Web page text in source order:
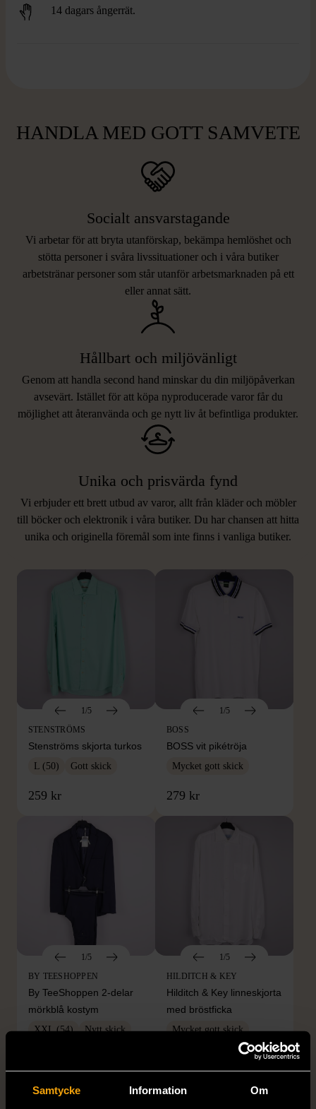
Samtycke Information Om
14 dagars ångerrät.
HANDLA MED GOTT SAMVETE
Socialt ansvarstagande
Vi arbetar för att bryta utanförskap, bekämpa hemlöshet och
stötta personer i svåra livssituationer och i våra butiker
arbetstränar personer som står utanför arbetsmarknaden på ett
eller annat sätt.
Hållbart och miljövänligt
Genom att handla second hand minskar du din miljöpåverkan
avsevärt. Istället för att köpa nyproducerade varor får du
möjlighet att återanvända och ge nytt liv åt befintliga produkter.
Unika och prisvärda fynd
Vi erbjuder ett brett utbud av varor, allt från kläder och möbler
till böcker och elektronik i våra butiker. Du har chansen att hitta
unika och originella föremål som inte finns i vanliga butiker.
LIKNANDE PRODUKTER
Hitta produkter som påminner om denna
1/5
STENSTRÖMS
Stenströms skjorta turkos
L (50) Gott skick
259 kr
1/5
BOSS
BOSS vit pikétröja
Mycket gott skick
279 kr
1/5
BY TEESHOPPEN
By TeeShoppen 2-delar
mörkblå kostym
XXL (54) Nytt skick
1/5
HILDITCH & KEY
Hilditch & Key linneskjorta
med bröstficka
Mycket gott skick